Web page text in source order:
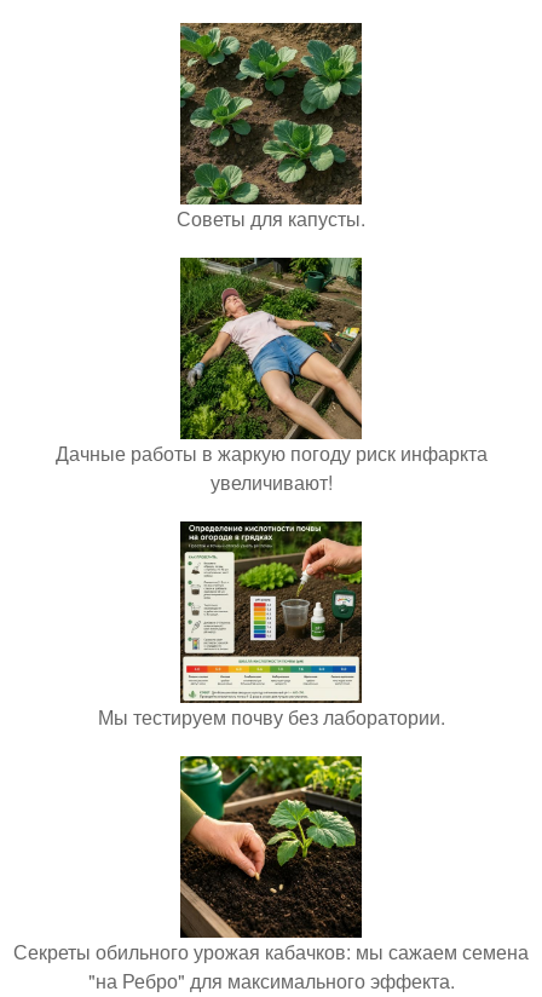
Советы для капусты.
Дачные работы в жаркую погоду риск инфаркта
увеличивают!
Мы тестируем почву без лаборатории.
Секреты обильного урожая кабачков: мы сажаем семена
"на Ребро" для максимального эффекта.